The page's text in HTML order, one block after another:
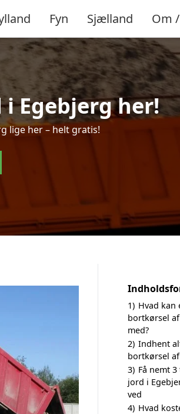
Fyn Sjælland Om
Egebjerg her!
lige her – helt gratis!
1) Hvad kan
bortkørsel
med?
2) Indhent
bortkørsel
3) Få nemt
jord i
ved
4) Hvad